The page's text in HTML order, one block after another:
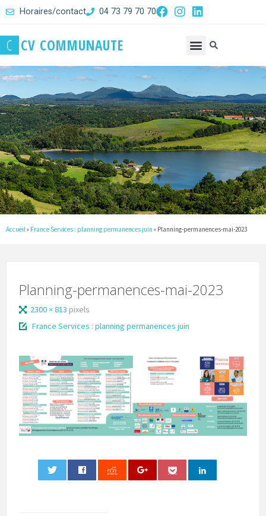
Horaires/contact 04 73 79 70 70
C CV COMMUNAUTE
Accueil » France Services : planning permanences juin » Planning-permanences-mai-2023
Planning-permanences-mai-2023
2300 × 813 pixels
France Services : planning permanences juin